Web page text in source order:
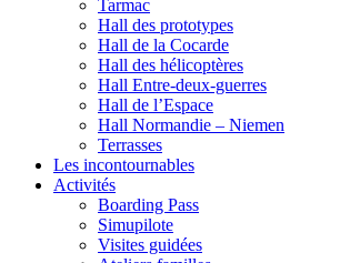
Tarmac
Hall des prototypes
Hall de la Cocarde
Hall des hélicoptères
Hall Entre-deux-guerres
Hall de l’Espace
Hall Normandie – Niemen
Terrasses
Les incontournables
Activités
Boarding Pass
Simupilote
Visites guidées